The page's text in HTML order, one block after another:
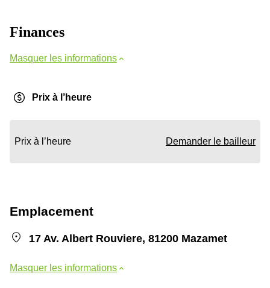
Finances
Masquer les informations
Prix à l’heure
Prix à l’heure Demander le bailleur
Emplacement
17 Av. Albert Rouviere, 81200 Mazamet
Masquer les informations